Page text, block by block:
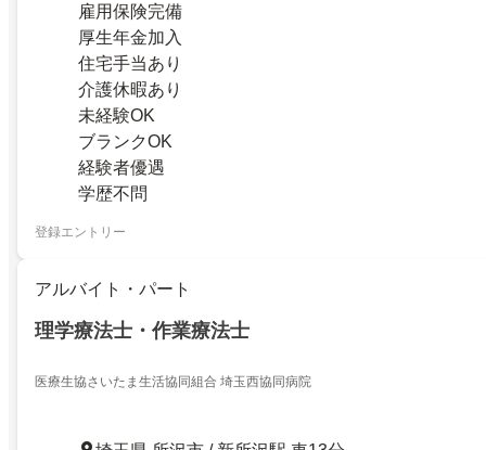
雇用保険完備
厚生年金加入
住宅手当あり
介護休暇あり
未経験OK
ブランクOK
経験者優遇
学歴不問
登録エントリー
アルバイト・パート
理学療法士・作業療法士
医療生協さいたま生活協同組合 埼玉西協同病院